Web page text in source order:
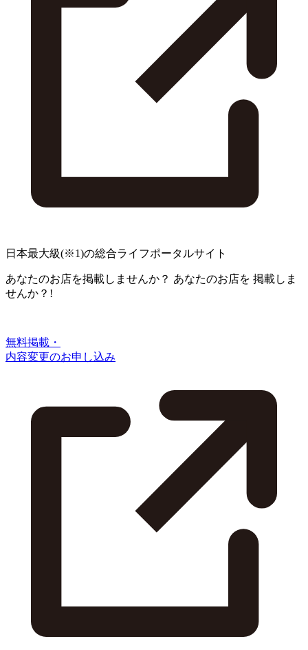
日本最大級(※1)の総合ライフポータルサイト
あなたのお店を掲載しませんか？ あなたのお店を 掲載しま
せんか？!
無料掲載・
内容変更のお申し込み